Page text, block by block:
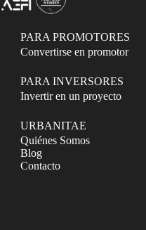
PARA PROMOTORES
Convertirse en promotor
PARA INVERSORES
Invertir en un proyecto
URBANITAE
Quiénes Somos
Blog
Contacto